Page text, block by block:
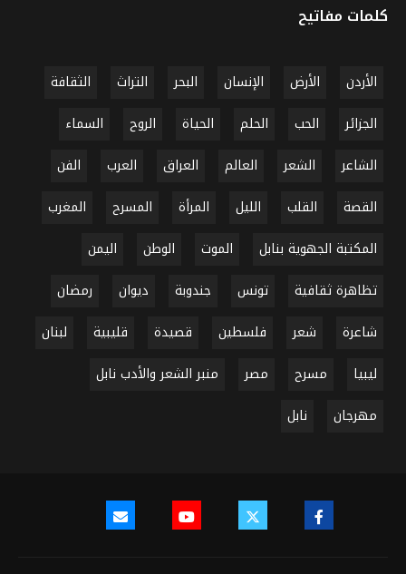
كلمات مفاتيح
الأردن الأرض الإنسان البحر التراث
الثقافة
الجزائر
الحب الحلم الحياة الروح
السماء
الشاعر
الشعر العالم العراق العرب
الفن
القصة
القلب الليل المرأة المسرح
المغرب
المكتبة الجهوية بنابل
الموت الوطن
اليمن
تظاهرة ثقافية
تونس جندوبة ديوان
رمضان
شاعرة
شعر فلسطين قصيدة قليبية
لبنان
ليبيا
مسرح مصر
منبر الشعر والأدب نابل
مهرجان
نابل